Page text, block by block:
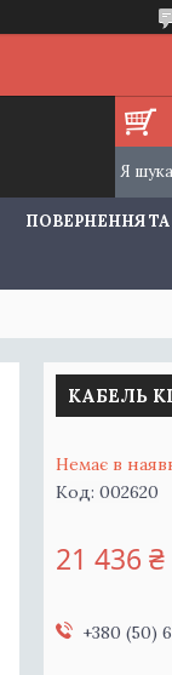
ПОВЕРНЕННЯ
КАБЕЛЬ
Немає в
Код: 002620
21 436 ₴
+380 (50)